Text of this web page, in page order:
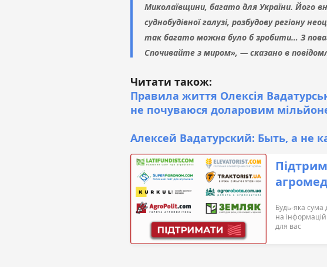
Миколаївщини, багато для України. Його
суднобудівної галузі, розбудову регіону
так багато можна було б зробити… З
Спочивайте з миром», — сказано в
Читати також:
Правила життя Олексія
не почуваюся доларовим
Алексей Вадатурский: Быть, а не
Будь-яка
на
для вас